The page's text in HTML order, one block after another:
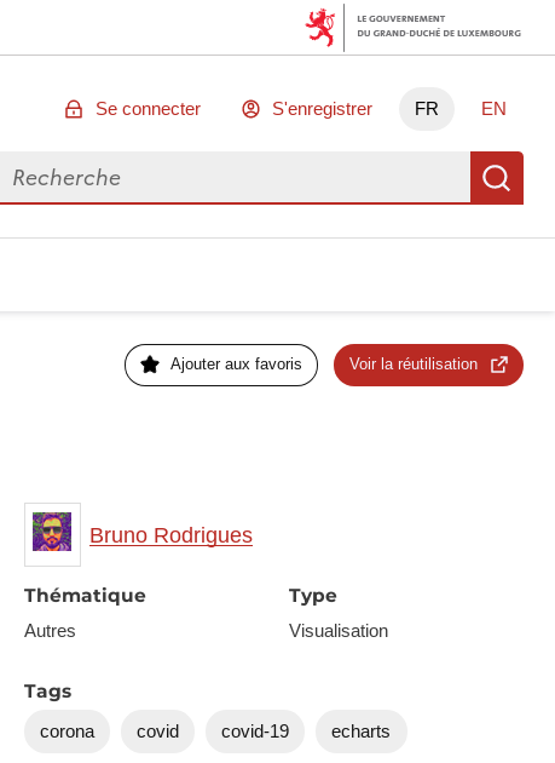
Se connecter S'enregistrer FR EN
Rechercher des données
Ajouter aux favoris Voir la réutilisation
Bruno Rodrigues
Thématique
Autres
Type
Visualisation
Tags
corona covid covid-19 echarts